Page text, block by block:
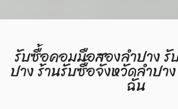
รับซื้อคอมมือสองลำปาง
ปาง ร้านรับซื้อจังหวัดลำปา
ฉัน